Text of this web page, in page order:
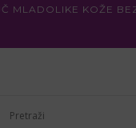
MLADOLIKE KOŽE